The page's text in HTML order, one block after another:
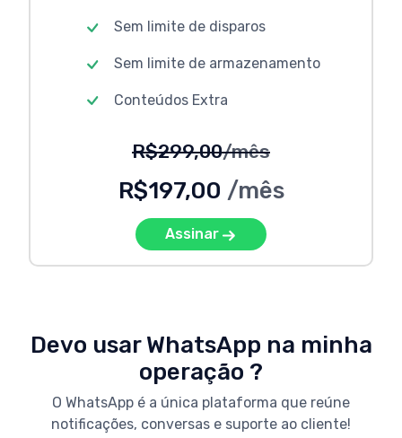
Sem limite de disparos
Sem limite de armazenamento
Conteúdos Extra
R$299,00/mês
R$197,00 /mês
Assinar
Devo usar WhatsApp na minha
operação ?
O WhatsApp é a única plataforma que reúne
notificações, conversas e suporte ao cliente!